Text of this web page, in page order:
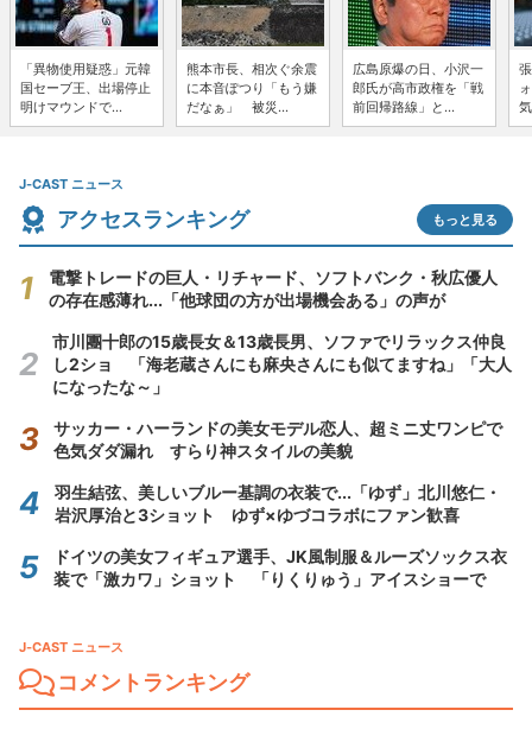
「異物使用疑惑」元韓
国セーブ王、出場停止
明けマウンドで...
熊本市長、相次ぐ余震
に本音ぽつり「もう嫌
だなぁ」 被災...
広島原爆の日、小沢一
郎氏が高市政権を「戦
前回帰路線」と...
J-CAST ニュース
アクセスランキング もっと見る
電撃トレードの巨人・リチャード、ソフトバンク・秋広優人
の存在感薄れ...「他球団の方が出場機会ある」の声が
市川團十郎の15歳長女＆13歳長男、ソファでリラックス仲良
し2ショ 「海老蔵さんにも麻央さんにも似てますね」「大人
になったな～」
サッカー・ハーランドの美女モデル恋人、超ミニ丈ワンピで
色気ダダ漏れ すらり神スタイルの美貌
羽生結弦、美しいブルー基調の衣装で...「ゆず」北川悠仁・
岩沢厚治と3ショット ゆず×ゆづコラボにファン歓喜
ドイツの美女フィギュア選手、JK風制服＆ルーズソックス衣
装で「激カワ」ショット 「りくりゅう」アイスショーで
J-CAST ニュース
コメントランキング